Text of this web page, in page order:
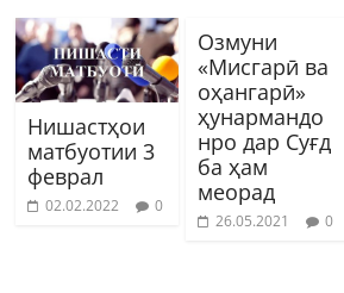
Нишастҳои
матбуотии 3
феврал
02.02.2022 0
Озмуни
«Мисгарӣ ва
оҳангарӣ»
ҳунармандо
нро дар Суғд
ба ҳам
меорад
26.05.2021 0